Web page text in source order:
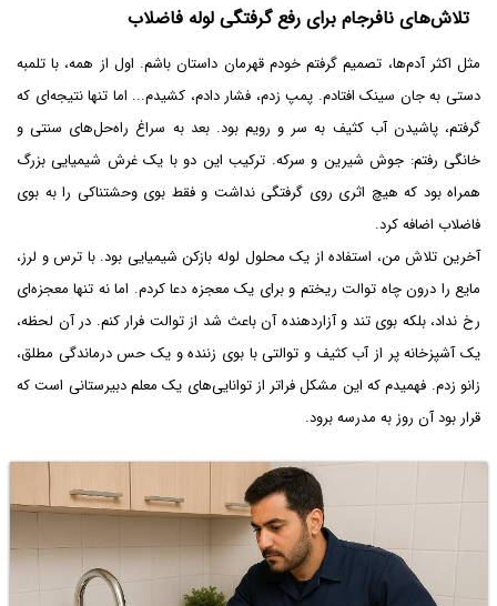
تلاش‌های نافرجام برای رفع گرفتگی لوله فاضلاب
مثل اکثر آدم‌ها، تصمیم گرفتم خودم قهرمان داستان باشم. اول از همه، با تلمبه
دستی به جان سینک افتادم. پمپ زدم، فشار دادم، کشیدم... اما تنها نتیجه‌ای که
گرفتم، پاشیدن آب کثیف به سر و رویم بود. بعد به سراغ راه‌حل‌های سنتی و
خانگی رفتم: جوش شیرین و سرکه. ترکیب این دو با یک غرش شیمیایی بزرگ
همراه بود که هیچ اثری روی گرفتگی نداشت و فقط بوی وحشتناکی را به بوی
فاضلاب اضافه کرد.
آخرین تلاش من، استفاده از یک محلول لوله بازکن شیمیایی بود. با ترس و لرز،
مایع را درون چاه توالت ریختم و برای یک معجزه دعا کردم. اما نه تنها معجزه‌ای
رخ نداد، بلکه بوی تند و آزاردهنده آن باعث شد از توالت فرار کنم. در آن لحظه،
یک آشپزخانه پر از آب کثیف و توالتی با بوی زننده و یک حس درماندگی مطلق،
زانو زدم. فهمیدم که این مشکل فراتر از توانایی‌های یک معلم دبیرستانی است که
قرار بود آن روز به مدرسه برود.